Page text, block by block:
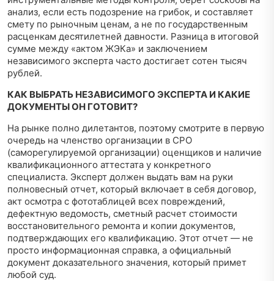
анализ, если есть подозрение на грибок, и составляет
смету по рыночным ценам, а не по государственным
расценкам десятилетней давности. Разница в итоговой
сумме между «актом ЖЭКа» и заключением
независимого эксперта часто достигает сотен тысяч
рублей.
КАК ВЫБРАТЬ НЕЗАВИСИМОГО ЭКСПЕРТА И КАКИЕ
ДОКУМЕНТЫ ОН ГОТОВИТ?
На рынке полно дилетантов, поэтому смотрите в первую
очередь на членство организации в СРО
(саморегулируемой организации) оценщиков и наличие
квалификационного аттестата у конкретного
специалиста. Эксперт должен выдать вам на руки
полновесный отчет, который включает в себя договор,
акт осмотра с фототаблицей всех повреждений,
дефектную ведомость, сметный расчет стоимости
восстановительного ремонта и копии документов,
подтверждающих его квалификацию. Этот отчет — не
просто информационная справка, а официальный
документ доказательного значения, который примет
любой суд.